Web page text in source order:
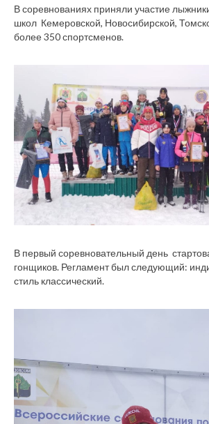
В соревнованиях приняли участие
школ Кемеровской, Новосибирской,
более 350 спортсменов.
В первый соревновательный день
гонщиков. Регламент был следующий:
стиль классический.